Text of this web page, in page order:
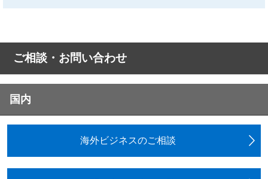
ご相談・お問い合わせ
国内
海外ビジネスのご相談